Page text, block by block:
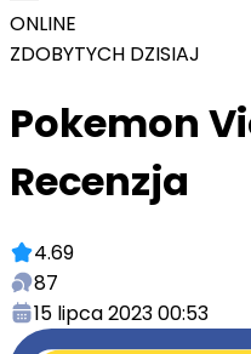
ONLINE
ZDOBYTYCH DZISIAJ
Pokemon
Recenzja
4.69
87
15 lipca 2023 00:53